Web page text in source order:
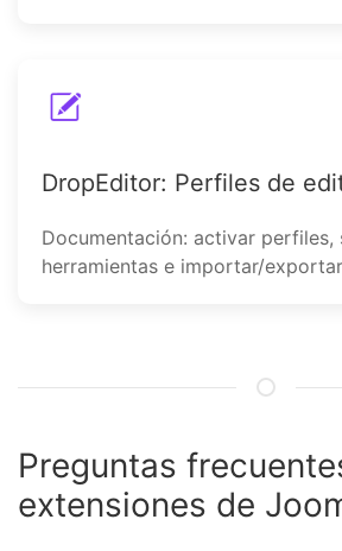
DropEditor: Perfiles de
Documentación: activar
herramientas e importar/
Preguntas
extensiones de